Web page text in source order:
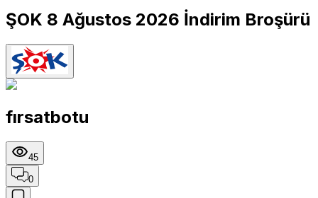
ŞOK 8 Ağustos 2026 İndirim Broşürü
fırsatbotu
45
0